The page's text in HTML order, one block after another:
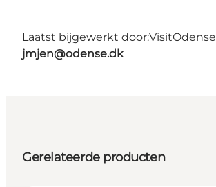
Laatst bijgewerkt door:VisitOdense
jmjen@odense.dk
Gerelateerde producten